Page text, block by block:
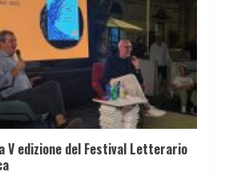
V edizione del Festival Letterario